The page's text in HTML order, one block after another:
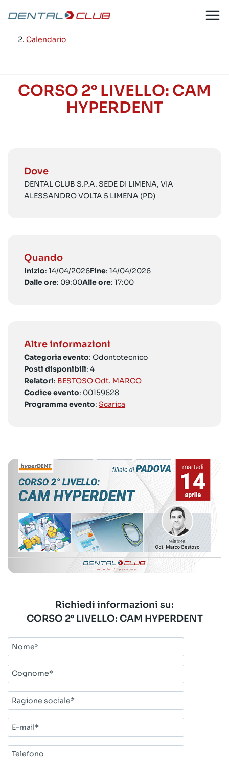
contenuto
Calendario
CORSO 2° LIVELLO: CAM
HYPERDENT
Dove
DENTAL CLUB S.P.A. SEDE DI LIMENA, VIA
ALESSANDRO VOLTA 5 LIMENA (PD)
Quando
Inizio: 14/04/2026Fine: 14/04/2026
Dalle ore: 09:00Alle ore: 17:00
Altre informazioni
Categoria evento: Odontotecnico
Posti disponibili: 4
Relatori: BESTOSO Odt. MARCO
Codice evento: 00159628
Programma evento: Scarica
Richiedi informazioni su:
CORSO 2° LIVELLO: CAM HYPERDENT
Nome*
Cognome*
Ragione
sociale*
E-
mail*
Telefono